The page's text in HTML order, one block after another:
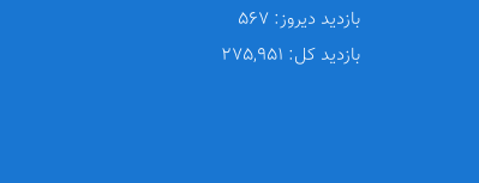
بازدید دیروز:
بازدید کل: